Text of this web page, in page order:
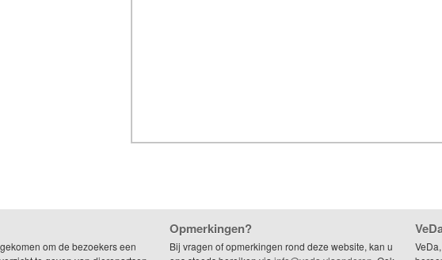
om de bezoekers een
Opmerkingen?
Bij vragen of opmerkingen rond deze website, kan u